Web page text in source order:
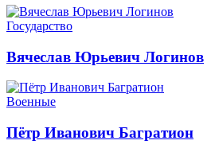
Государство
Вячеслав Юрьевич Логинов
Военные
Пётр Иванович Багратион